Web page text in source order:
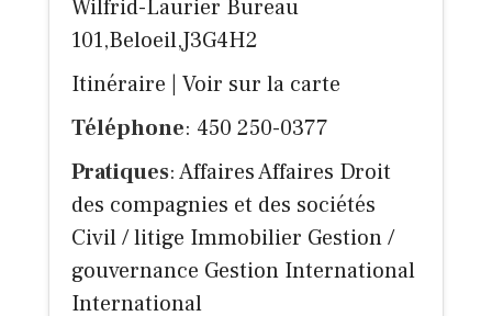
Wilfrid-Laurier Bureau
101,Beloeil,J3G4H2
Itinéraire
Voir sur la carte
Téléphone: 450 250-0377
Pratiques: Affaires Affaires Droit
des compagnies et des sociétés
Civil / litige Immobilier Gestion /
gouvernance Gestion International
International